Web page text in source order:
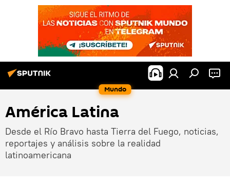
Mundo
América Latina
Desde el Río Bravo hasta Tierra del Fuego, noticias,
reportajes y análisis sobre la realidad
latinoamericana